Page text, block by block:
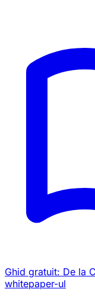
Ghid gratuit: De la
whitepaper-ul